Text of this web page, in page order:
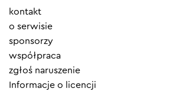
Element
menu
kontakt
o serwisie
sponsorzy
współpraca
zgłoś naruszenie
Informacje o licencji